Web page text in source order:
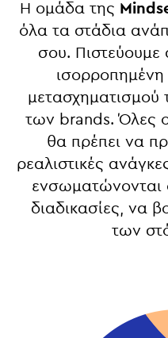
Η ομάδα της
όλα τα στάδια
σου. Πιστεύουμε
μετασχηματισμού
των brands. Όλες
θα πρέπει να
ρεαλιστικές
ενσωματώνονται
διαδικασίες, να
των